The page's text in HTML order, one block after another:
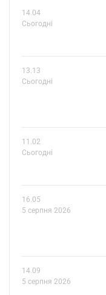
14.04
Сьогодні
13.13
Сьогодні
11.02
Сьогодні
16.05
5 серпня 2026
14.09
5 серпня 2026